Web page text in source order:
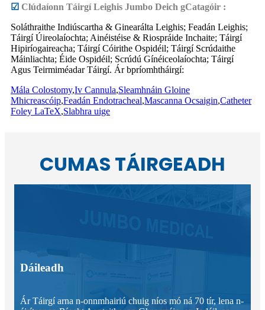
☑ Clúdaíonn Táirgí Leighis Jumbo Deich gCatagóir :
Soláthraithe Indiúscartha & Ginearálta Leighis; Feadán Leighis;
Táirgí Úireolaíochta; Ainéistéise & Riospráide Inchaite; Táirgí
Hipiríogaireacha; Táirgí Cóirithe Ospidéil; Táirgí Scrúdaithe
Máinliachta; Éide Ospidéil; Scrúdú Gínéiceolaíochta; Táirgí
Agus Teirmiméadar Táirgí. Ár bpríomhtháirgí:
Mála Colostomy,Iv Cannula,Sleamhnáin Gloine
Mhicreascóip,Feadán Endotracheal,Mascanna Ocsaigin,Catheter
Foley LaTeX,Slabhra uige
CUMAS TÁIRGEADH
Dáileadh
Ár Táirgí arna n-onnmhairiú chuig níos mó ná 70 tír, lena n-